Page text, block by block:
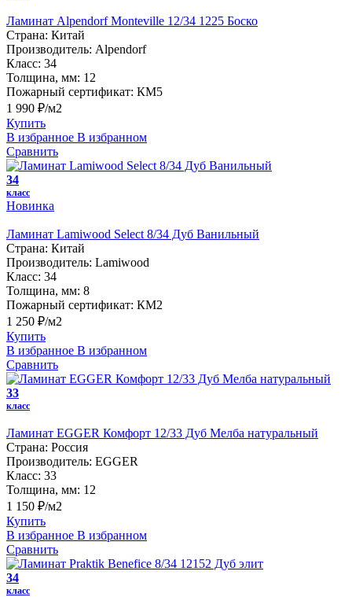
Ламинат Alpendorf Monteville 12/34 1225 Боско
Страна: Китай
Производитель: Alpendorf
Класс: 34
Толщина, мм: 12
Пожарный сертификат: КМ5
1 990 ₽/м2
Купить
В избранное В избранном
Сравнить
34
класс
Новинка
Ламинат Lamiwood Select 8/34 Дуб Ванильный
Страна: Китай
Производитель: Lamiwood
Класс: 34
Толщина, мм: 8
Пожарный сертификат: КМ2
1 250 ₽/м2
Купить
В избранное В избранном
Сравнить
33
класс
Ламинат EGGER Комфорт 12/33 Дуб Мелба натуральный
Страна: Россия
Производитель: EGGER
Класс: 33
Толщина, мм: 12
1 150 ₽/м2
Купить
В избранное В избранном
Сравнить
34
класс